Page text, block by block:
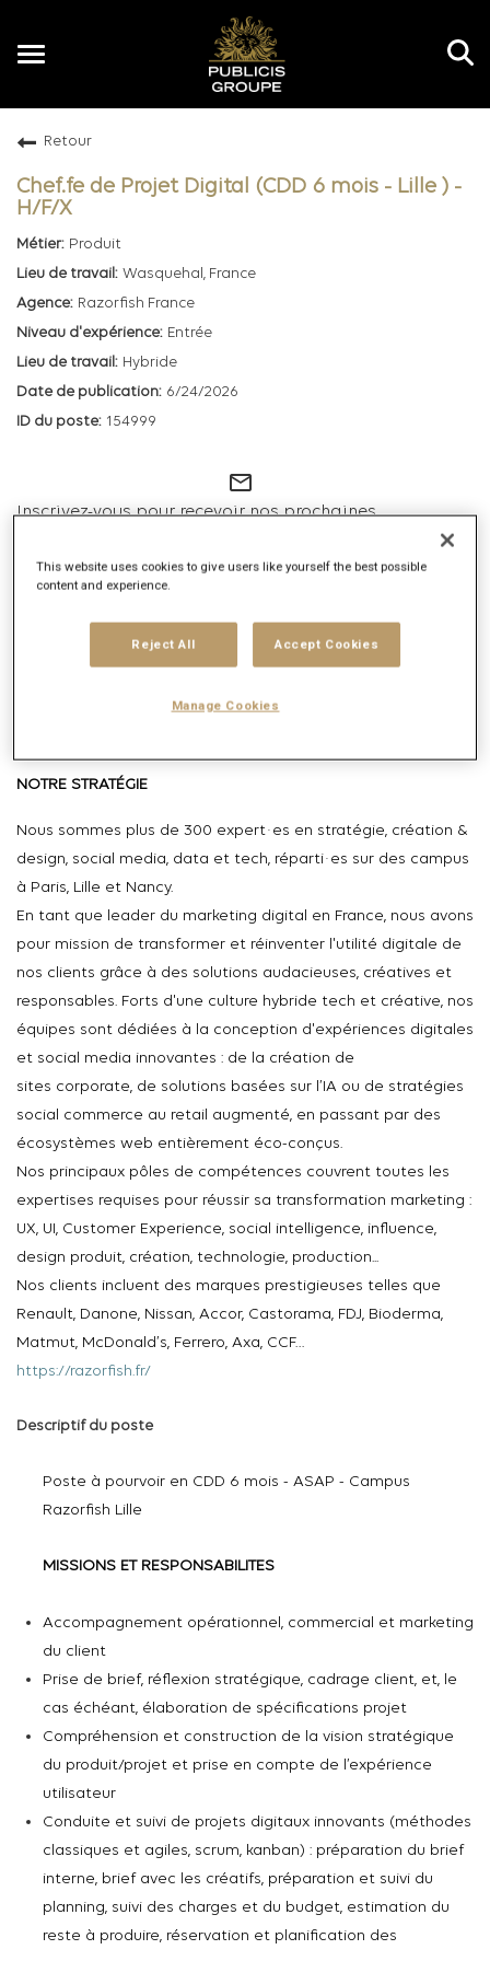
Toggle
Retour
Chef.fe de Projet Digital (CDD 6 mois - Lille ) -
H/F/X
Produit
Wasquehal, France
Razorfish France
Entrée
Hybride
6/24/2026
154999
mail_outline
Inscrivez-vous pour recevoir nos prochaines
Se connecter
NOTRE STRATÉGIE
Nous sommes plus de 300 expert·es en stratégie, création &
design, social media, data et tech, réparti·es sur des campus
à Paris, Lille et Nancy.
En tant que leader du marketing digital en France, nous avons
pour mission de transformer et réinventer l'utilité digitale de
nos clients grâce à des solutions audacieuses, créatives et
responsables. Forts d'une culture hybride tech et créative, nos
équipes sont dédiées à la conception d'expériences digitales
et social media innovantes : de la création de
sites corporate, de solutions basées sur l’IA ou de stratégies
social commerce au retail augmenté, en passant par des
écosystèmes web entièrement éco-conçus.
Nos principaux pôles de compétences couvrent toutes les
expertises requises pour réussir sa transformation marketing :
UX, UI, Customer Experience, social intelligence, influence,
design produit, création, technologie, production...
Nos clients incluent des marques prestigieuses telles que
Renault, Danone, Nissan, Accor, Castorama, FDJ, Bioderma,
Matmut, McDonald’s, Ferrero, Axa, CCF…
https://razorfish.fr/
Descriptif du poste
Poste à pourvoir en CDD 6 mois - ASAP - Campus
Razorfish Lille
MISSIONS ET RESPONSABILITES
Accompagnement opérationnel, commercial et marketing
du client
Prise de brief, réflexion stratégique, cadrage client, et, le
cas échéant, élaboration de spécifications projet
Compréhension et construction de la vision stratégique
du produit/projet et prise en compte de l’expérience
utilisateur
Conduite et suivi de projets digitaux innovants (méthodes
classiques et agiles, scrum, kanban) : préparation du brief
interne, brief avec les créatifs, préparation et suivi du
planning, suivi des charges et du budget, estimation du
reste à produire, réservation et planification des
This website uses cookies to give users like yourself the best possible
content and experience.
Reject All Accept Cookies
Manage Cookies